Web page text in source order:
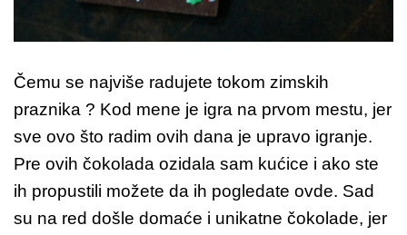
Čemu se najviše radujete tokom zimskih
praznika ? Kod mene je igra na prvom mestu, jer
sve ovo što radim ovih dana je upravo igranje.
Pre ovih čokolada ozidala sam kućice i ako ste
ih propustili možete da ih pogledate ovde. Sad
su na red došle domaće i unikatne čokolade, jer